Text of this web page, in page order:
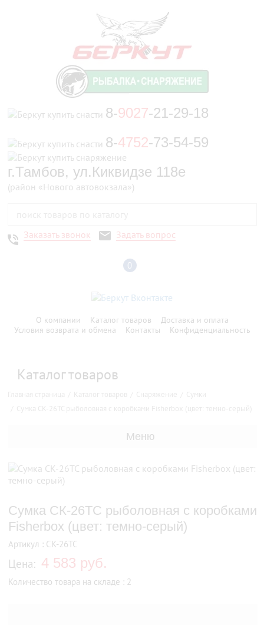
8-9027-21-29-18
8-4752-73-54-59
г.Тамбов, ул.Киквидзе 118е
(район «Нового автовокзала»)
Заказать звонок Задать вопрос
0
О компании Каталог товаров
Доставка и оплата
Условия возврата и обмена
Контакты Конфиденциальность
Каталог товаров
Меню
Сумка СК-26ТС рыболовная с коробками
Fisherbox (цвет: темно-серый)
Артикул : СК-26ТС
Цена: 4 583 руб.
Количество товара на складе : 2